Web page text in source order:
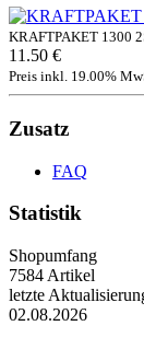
KRAFTPAKET 1300
11.50 €
Preis inkl. 19.00%
Zusatz
FAQ
Statistik
Shopumfang
7584 Artikel
letzte
02.08.2026